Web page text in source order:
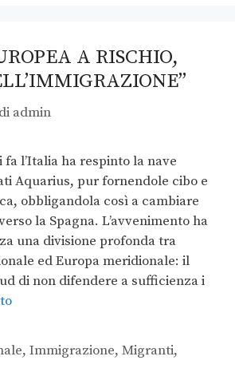
A RISCHIO,
di admin
fa l’Italia ha respinto la nave
Aquarius, pur fornendole cibo e
obbligandola così a cambiare
la Spagna. L’avvenimento ha
una divisione profonda tra
ed Europa meridionale: il
di non difendere a sufficienza i
,Immigrazione,Migranti,